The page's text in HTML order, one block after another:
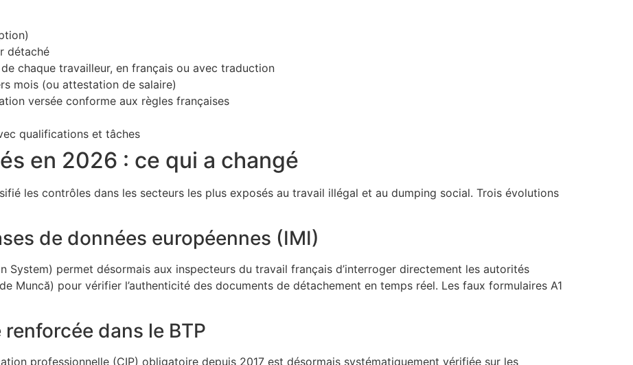
détaché
chaque travailleur, en français ou avec traduction
mois (ou attestation de salaire)
versée conforme aux règles françaises
qualifications et tâches
en 2026 : ce qui a changé
les contrôles dans les secteurs les plus exposés au travail illégal et au dumping social. Trois évolutions
de données européennes (IMI)
System) permet désormais aux inspecteurs du travail français d’interroger directement les autorités
Muncă) pour vérifier l’authenticité des documents de détachement en temps réel. Les faux formulaires A1
dans le BTP
professionnelle (CIP) obligatoire depuis 2017 est désormais systématiquement vérifiée sur les